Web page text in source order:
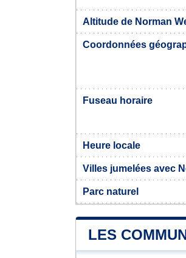
Altitude de Norman
Coordonnées
Fuseau horaire
Heure locale
Villes jumelées avec
Parc naturel
LES